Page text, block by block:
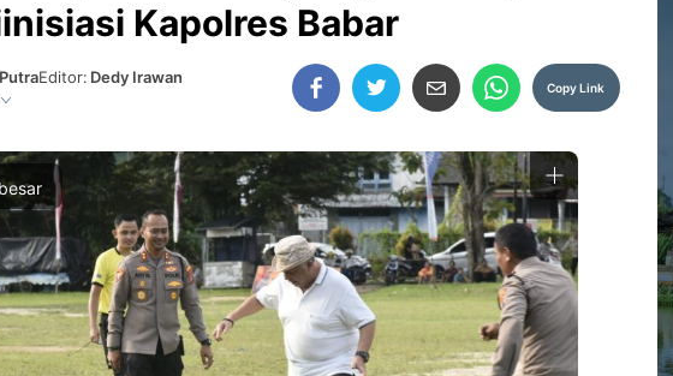
Kapolres Babar
Editor: Dedy Irawan
Copy Link